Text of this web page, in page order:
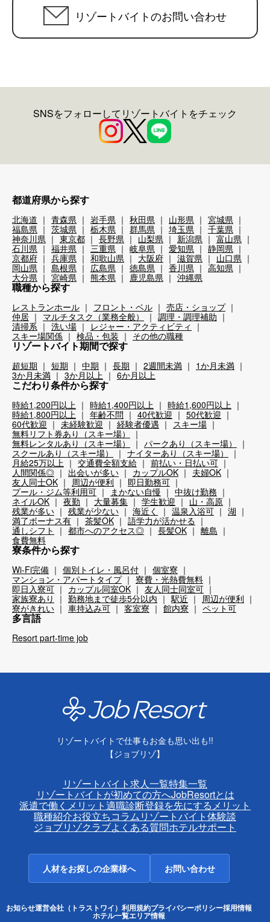
リゾートバイトのお問い合わせ
SNSをフォローしてリゾートバイトをチェック
都道府県から探す
北海道 青森県 岩手県 秋田県 山形県
宮城県
福島県
茨城県 栃木県 群馬県 埼玉県
千葉県
神奈川県
東京都 長野県 山梨県 新潟県
富山県
石川県
福井県 三重県 岐阜県 愛知県
静岡県
京都府
兵庫県 和歌山県 大阪府 滋賀県
山口県
岡山県
島根県 広島県 徳島県 香川県
高知県
大分県
宮崎県 熊本県 鹿児島県 沖縄県
職種から探す
レストランホール フロント・ベル
売店・ショップ
仲居
マルチタスク（業務全般）
調理・調理補助
清掃系
洗い場
レジャー・アクティビティ
スキー場関係
検品・包装 その他の職種
リゾートバイト期間で探す
超短期 短期 中期 長期 2週間未満
1か月未満
3か月未満
3か月以上 6か月以上
こだわり条件から探す
時給1,200円以上 時給1,400円以上
時給1,600円以上
時給1,800円以上
年齢不問 40代歓迎
50代歓迎
60代歓迎
未経験歓迎 経験者優遇
スキー場
無料リフト券あり（スキー場）
無料レンタルあり（スキー場）
パークあり（スキー場）
スクールあり（スキー場）
ナイターあり（スキー場）
月給25万以上
交通費全額支給
前払い・日払い可
人間関係◎
出会いが多い カップルOK
夫婦OK
友人同士OK
周辺が便利
即日勤務可
プール・ジム等利用可
まかない自慢
中抜け勤務
ネイルOK
夜勤 大量募集 学生歓迎
山・高原
残業が多い
残業が少ない 海近く 温泉入浴可
湖
満了ボーナス有
茶髪OK
語学力が活かせる
通しシフト
都市へのアクセス◎ 長髪OK
離島
食費無料
寮条件から探す
Wi-Fi完備 個別トイレ・風呂付
個室寮
マンション・アパートタイプ
寮費・光熱費無料
即日入寮可
カップル同室OK
友人同士同室可
家族寮あり
勤務地まで徒歩5分以内 駅近
周辺が便利
寮がきれい
車持込み可 客室寮 館内寮 ペット可
多言語
Resort part-time job
リゾートバイトで仕事もお金も思い出も!!
【ジョブリゾ】
リゾートバイト求人一覧特集一覧
リゾートバイトが初めての方へJobResortとは
派遣で働くメリット適職診断登録を先にするメリット
職種紹介お役立ちコラムリゾートバイト体験談
ジョブリゾクラブよくある質問ホテルサポート
人材をお探しの企業様へ お問い合わせ
お知らせ運営会社（トラストワイ） 利用規約プライバシーポリシー採用情報
ホテル一覧エリア情報